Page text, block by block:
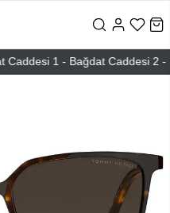
1 - Bağdat Caddesi 2 -